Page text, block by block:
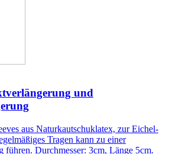
und
aus Naturkautschuklatex, zur Eichel-
Tragen kann zu einer
führen. Durchmesser: 3cm, Länge 5cm.